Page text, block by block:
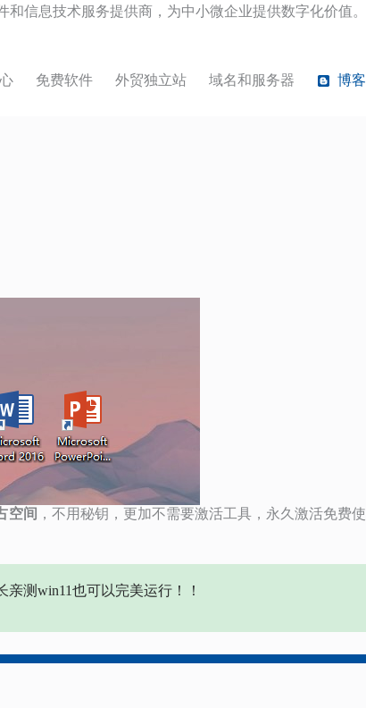
和信息技术服务提供商，为中小微企业提供数字化价值。
免费软件 外贸独立站 域名和服务器 博客
空间 ，不用秘钥，更加不需要激活工具，永久激活免费使
亲测win11也可以完美运行！！